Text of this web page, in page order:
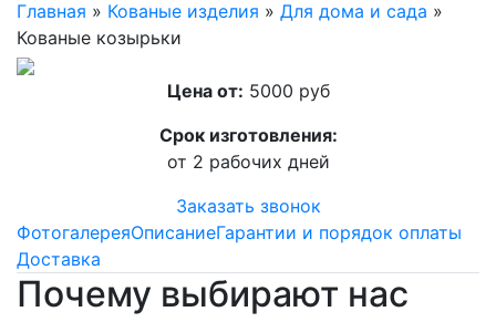
Главная » Кованые изделия » Для дома и сада »
Кованые козырьки
Цена от: 5000 руб
Срок изготовления:
от 2 рабочих дней
Заказать звонок
ФотогалереяОписаниеГарантии и порядок оплаты
Доставка
Почему выбирают нас